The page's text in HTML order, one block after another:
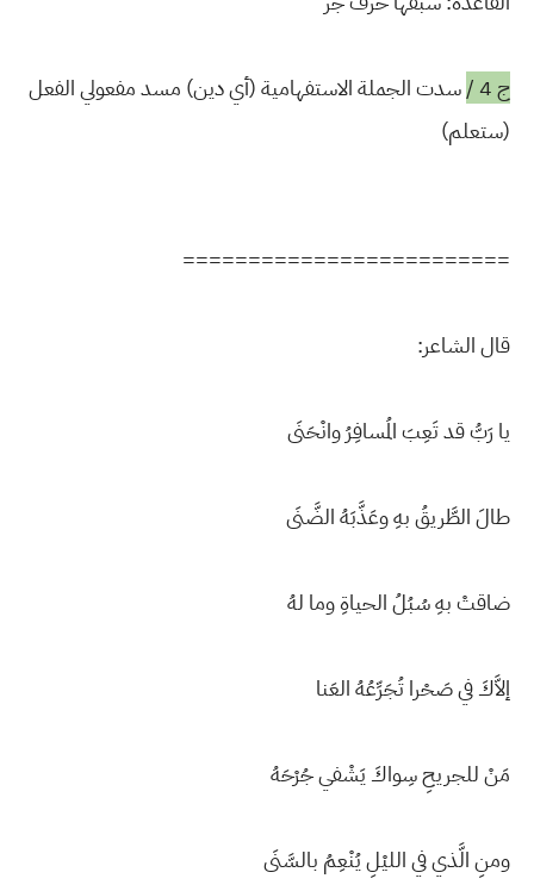
ج 4 /
سدت الجملة الاستفهامية (أي دين) مسد مفعولي الفعل
(ستعلم)
=========================
قال الشاعر:
يا رَبُّ قد تَعِبَ المُسافِرُ وانْحَنَى
طالَ الطَّريقُ بهِ وعَذَّبَهُ الضَّنَى
ضاقتْ بهِ سُبُلُ الحياةِ وما لهُ
إلاَّكَ في صَحْرا تُجَرِّعُهُ العَنا
مَنْ للجريحِ سِواكَ يَشْفي جُرْحَهُ
ومنِ الَّذي في الليْلِ يُنْعِمُ بالسَّنَى